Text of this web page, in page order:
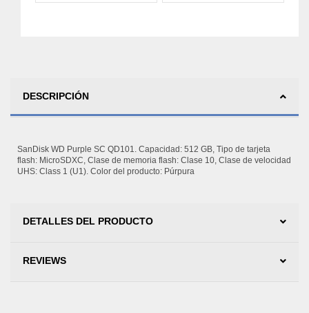
DESCRIPCIÓN
SanDisk WD Purple SC QD101. Capacidad: 512 GB, Tipo de tarjeta
flash: MicroSDXC, Clase de memoria flash: Clase 10, Clase de velocidad
UHS: Class 1 (U1). Color del producto: Púrpura
DETALLES DEL PRODUCTO
REVIEWS